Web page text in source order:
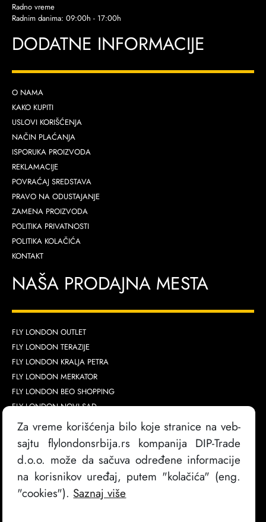
Radno vreme
Radnim danima: 09:00h - 17:00h
DODATNE INFORMACIJE
O NAMA
KAKO KUPITI
USLOVI KORIŠĆENJA
NAČIN PLAĆANJA
ISPORUKA PROIZVODA
REKLAMACIJE
POVRAĆAJ SREDSTAVA
PRAVO NA ODUSTAJANJE
ZAMENA PROIZVODA
POLITIKA PRIVATNOSTI
POLITIKA KOLAČIĆA
KONTAKT
NAŠA PRODAJNA MESTA
FLY LONDON OUTLET
FLY LONDON TERAZIJE
FLY LONDON KRALJA PETRA
FLY LONDON MERKATOR
FLY LONDON BEO SHOPPING
FLY LONDON NOVI SAD
FLY LONDON GALERIJA
FLY LONDON AVA
Za vreme korišćenja bilo koje stranice na veb-
sajtu flylondonsrbija.rs kompanija DIP-Trade
d.o.o. može da sačuva određene informacije
na korisnikov uređaj, putem "kolačića" (eng.
"cookies"). Saznaj više